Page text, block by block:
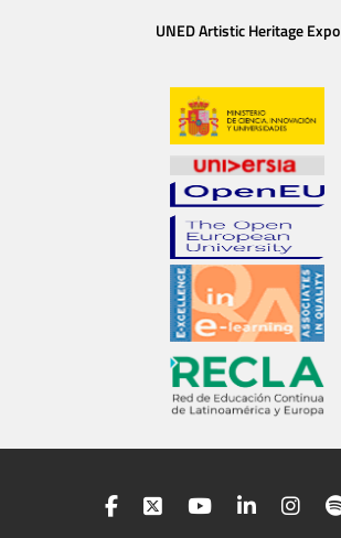
UNED Artistic Heritage Expo